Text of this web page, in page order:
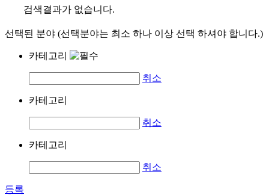
검색결과가 없습니다.
선택된 분야 (선택분야는 최소 하나 이상 선택 하셔야 합니다.)
카테고리
취소
카테고리
취소
카테고리
취소
등록